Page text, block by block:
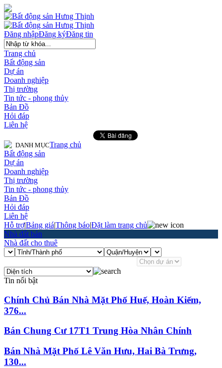
Đăng ký
Đăng nhập Đăng tin
Trang chủ
Bất động sản
Dự án
Doanh nghiệp
Thị trường
Tin tức - phong thủy
Bản Đồ
Hỏi đáp
Liên hệ
DANH MỤCTrang chủ
Bất động sản
Dự án
Doanh nghiệp
Thị trường
Tin tức - phong thủy
Bản Đồ
Hỏi đáp
Liên hệ
Hỗ trợ|Bảng giá|Thông báo|Đặt làm trang chủ
Nhà đất bán
Nhà đất cho thuê
Tin nổi bật
Chính Chủ Bán Nhà Mặt Phố Huế, Hoàn Kiếm,
376...
Bán Chung Cư 17T1 Trung Hòa Nhân Chính
Bán Nhà Mặt Phố Lê Văn Hưu, Hai Bà Trưng,
130...